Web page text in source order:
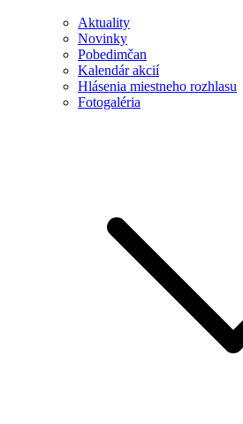
Aktuality
Novinky
Pobedimčan
Kalendár akcií
Hlásenia miestneho rozhlasu
Fotogaléria